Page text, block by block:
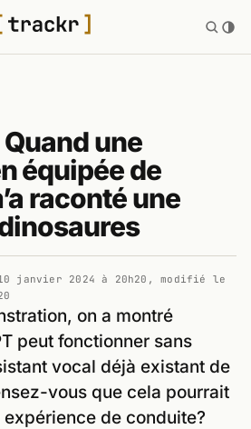
une
équipée de
raconté une
janvier 2024 à 20h20 , modifié le
on a montré
peut fonctionner sans
vocal déjà existant de
vous que cela pourrait
de conduite?